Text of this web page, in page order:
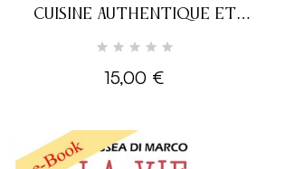
CUISINE AUTHENTIQUE ET
15,00 €